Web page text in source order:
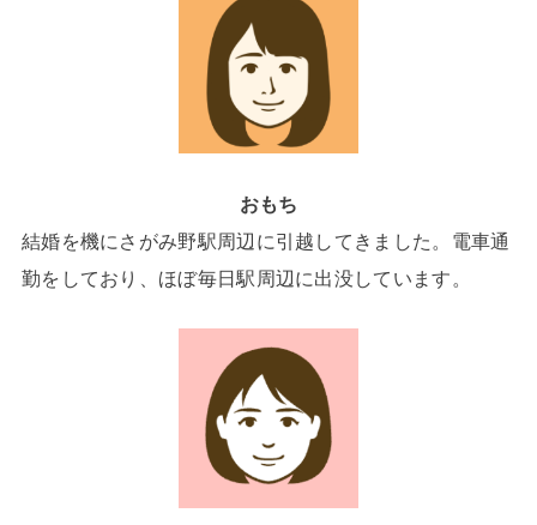
おもち
結婚を機にさがみ野駅周辺に引越してきました。電車通
勤をしており、ほぼ毎日駅周辺に出没しています。